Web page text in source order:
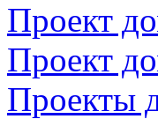
Проект
Проект
Проекты